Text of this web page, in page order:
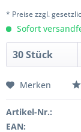
* Preise zzgl.
Sofort
Merken
Artikel-Nr.:
EAN: